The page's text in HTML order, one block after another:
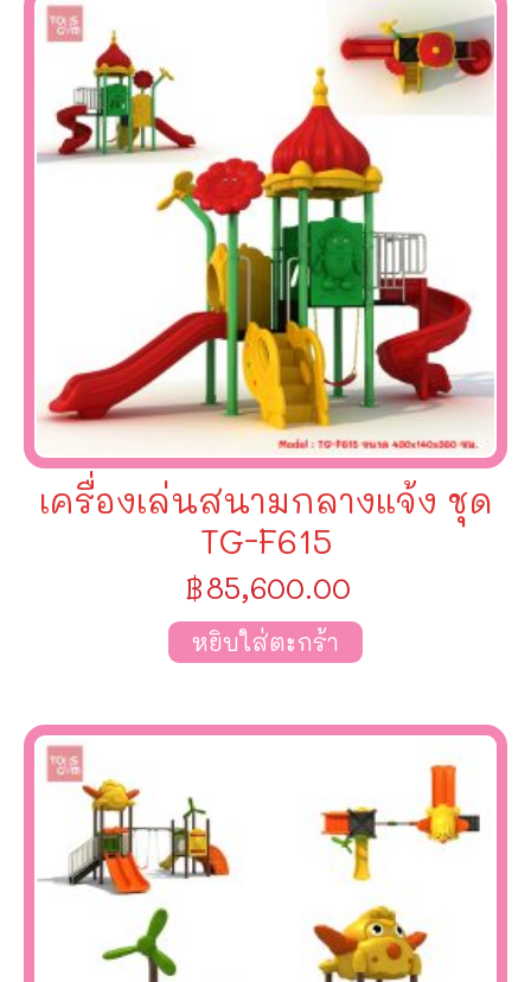
เครื่องเล่นสนามกลางแจ้ง ชุด
TG-F615
฿85,600.00
หยิบใส่ตะกร้า